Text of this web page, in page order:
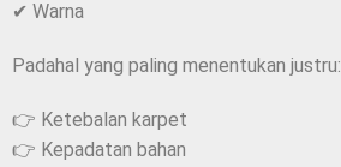
✔ Warna
Padahal yang paling menentukan justru:
👉 Ketebalan karpet
👉 Kepadatan bahan